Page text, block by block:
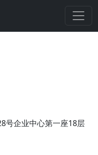
号企业中心第一座18层